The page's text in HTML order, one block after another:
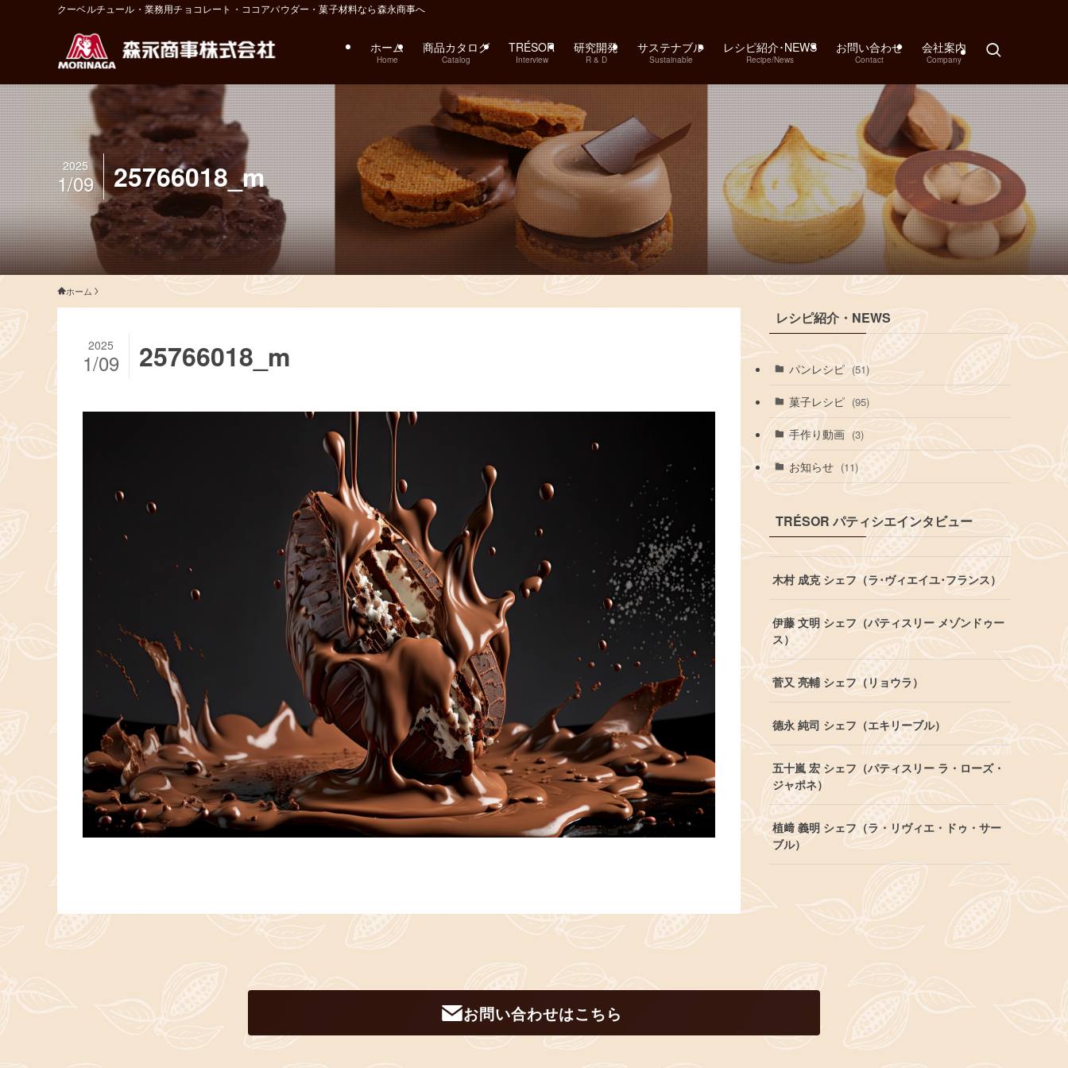
クーベルチュール・業務用チョコレート・ココアパウダー・菓子材料なら森永商事へ
ホーム
Home
商品カタログ
Catalog
TRÉSOR
Interview
研究開発
R & D
サステナブル
Sustainable
レシピ紹介･NEWS
Recipe/News
お問い合わせ
Contact
会社案内
Company
25766018_m
2025
1/09
ホーム
25766018_m
2025
1/09
レシピ紹介・NEWS
パンレシピ (51)
菓子レシピ (95)
手作り動画 (3)
お知らせ (11)
TRÉSOR パティシエインタビュー
木村 成克 シェフ（ラ･ヴィエイユ･フランス）
伊藤 文明 シェフ（パティスリー メゾンドゥー
ス）
菅又 亮輔 シェフ（リョウラ）
德永 純司 シェフ（エキリーブル）
五十嵐 宏 シェフ（パティスリー ラ・ローズ・
ジャポネ）
植﨑 義明 シェフ（ラ・リヴィエ・ドゥ・サー
ブル）
お問い合わせはこちら